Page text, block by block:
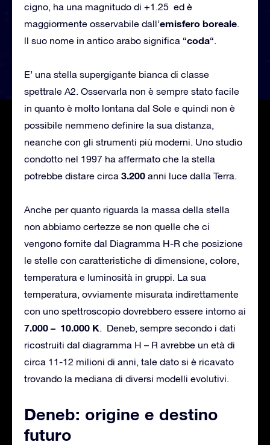
cigno, ha una magnitudo di +1.25 ed è
maggiormente osservabile dall’emisfero boreale.
ll suo nome in antico arabo significa “coda“.
E’ una stella supergigante bianca di classe
spettrale A2. Osservarla non è sempre stato facile
in quanto è molto lontana dal Sole e quindi non è
possibile nemmeno definire la sua distanza,
neanche con gli strumenti più moderni. Uno studio
condotto nel 1997 ha affermato che la stella
potrebbe distare circa 3.200 anni luce dalla Terra.
Anche per quanto riguarda la massa della stella
non abbiamo certezze se non quelle che ci
vengono fornite dal Diagramma H-R che posizione
le stelle con caratteristiche di dimensione, colore,
temperatura e luminosità in gruppi. La sua
temperatura, ovviamente misurata indirettamente
con uno spettroscopio dovrebbero essere intorno ai
7.000 – 10.000 K. Deneb, sempre secondo i dati
ricostruiti dal diagramma H – R avrebbe un età di
circa 11-12 milioni di anni, tale dato si è ricavato
trovando la mediana di diversi modelli evolutivi.
Deneb: origine e destino
futuro